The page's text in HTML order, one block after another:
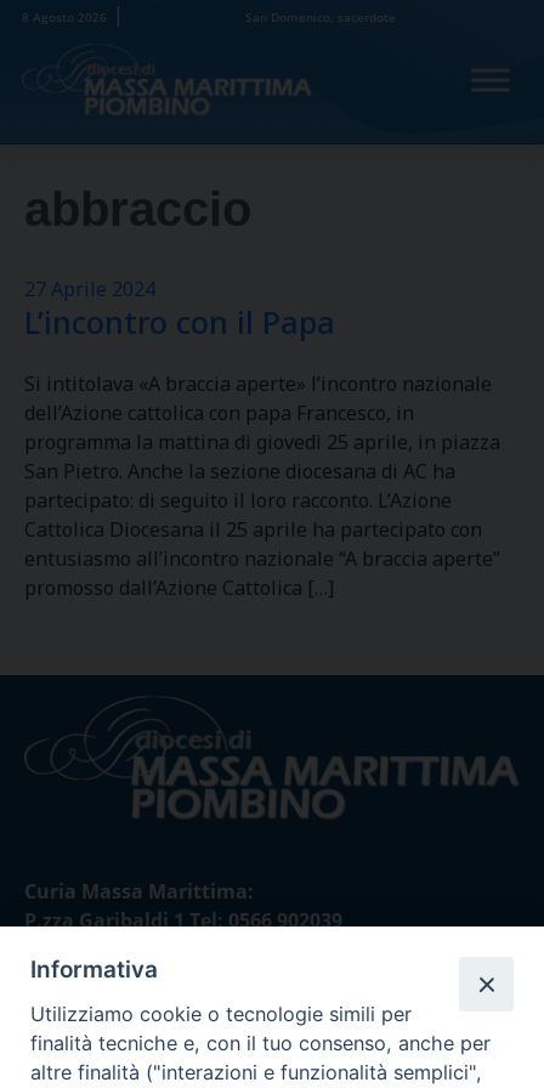
Skip
content
8 Agosto 2026 San Domenico, sacerdote
abbraccio
27 Aprile 2024
L’incontro con il Papa
Si intitolava «A braccia aperte» l’incontro nazionale
dell’Azione cattolica con papa Francesco, in
programma la mattina di giovedì 25 aprile, in piazza
San Pietro. Anche la sezione diocesana di AC ha
partecipato: di seguito il loro racconto. L’Azione
Cattolica Diocesana il 25 aprile ha partecipato con
entusiasmo all’incontro nazionale “A braccia aperte”
promosso dall’Azione Cattolica […]
Curia Massa Marittima:
P.zza Garibaldi 1 Tel: 0566 902039
Curia Piombino:
Via Don Minzoni,58/A Tel e Fax: 0565 32036
E-mail:
Informativa
Utilizziamo cookie o tecnologie simili per
finalità tecniche e, con il tuo consenso, anche per
altre finalità ("interazioni e funzionalità semplici",